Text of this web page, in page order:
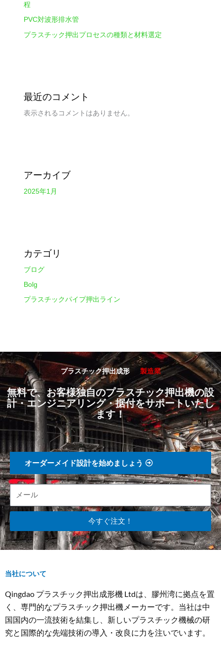
程
PVC対波形排水管
プラスチック押出プロセスの種類と材料選定
最近のコメント
表示されるコメントはありません。
アーカイブ
2025年1月
カテゴリ
ブログ
Bolg
プラスチックパイプ押出ライン
プラスチック押出成形 製造業
無料で、お客様独自のプラスチック押出機の設
計・エンジニアリング・据付をサポートいたし
ます！
オーダーメイド設計を始めましょう
今すぐ注文！
当社について
Qingdao プラスチック押出成形機 Ltdは、膠州湾に拠点を置
く、専門的なプラスチック押出機メーカーです。当社は中
国国内の一流技術を結集し、新しいプラスチック機械の研
究と国際的な先端技術の導入・改良に力を注いでいます。